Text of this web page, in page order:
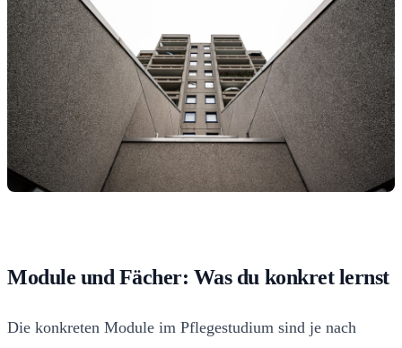
Module und Fächer: Was du konkret lernst
Die konkreten Module im Pflegestudium sind je nach